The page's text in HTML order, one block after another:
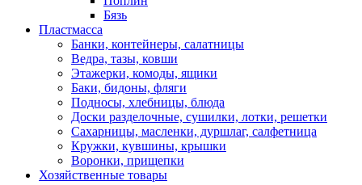
Бязь
Пластмасса
Банки, контейнеры, салатницы
Ведра, тазы, ковши
Этажерки, комоды, ящики
Баки, бидоны, фляги
Подносы, хлебницы, блюда
Доски разделочные, сушилки, лотки, решетки
Сахарницы, масленки, дуршлаг, салфетница
Кружки, кувшины, крышки
Воронки, прищепки
Хозяйственные товары